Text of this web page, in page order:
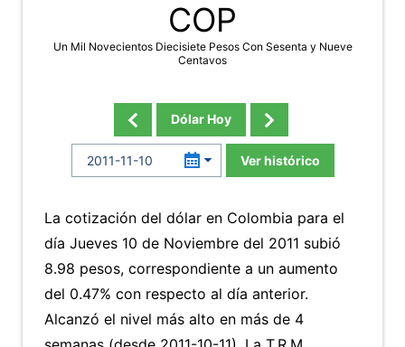
COP
Un Mil Novecientos Diecisiete Pesos Con Sesenta y Nueve
Centavos
Dólar Hoy
Ver histórico
La cotización del dólar en Colombia para el
día Jueves 10 de Noviembre del 2011 subió
8.98 pesos, correspondiente a un aumento
del 0.47% con respecto al día anterior.
Alcanzó el nivel más alto en más de 4